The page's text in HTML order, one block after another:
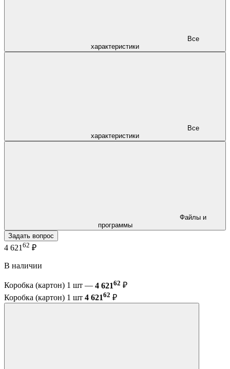
характеристики
характеристики
программы
Задать вопрос
4 621 62 ₽
В наличии
Коробка (картон) 1 шт — 4 62162 ₽
Коробка (картон) 1 шт 4 62162 ₽